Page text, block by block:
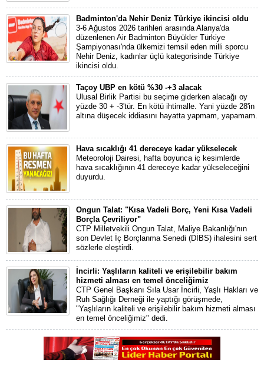
Badminton'da Nehir Deniz Türkiye ikincisi oldu
3-6 Ağustos 2026 tarihleri arasında Alanya'da
düzenlenen Air Badminton Büyükler Türkiye
Şampiyonası'nda ülkemizi temsil eden milli sporcu
Nehir Deniz, kadınlar üçlü kategorisinde Türkiye
ikincisi oldu.
Taçoy UBP en kötü %30 -+3 alacak
Ulusal Birlik Partisi bu seçime giderken alacağı oy
yüzde 30 + -3'tür. En kötü ihtimalle. Yani yüzde 28'in
altına düşecek iddiasını hayatta yapmam, yapamam.
Hava sıcaklığı 41 dereceye kadar yükselecek
Meteoroloji Dairesi, hafta boyunca iç kesimlerde
hava sıcaklığının 41 dereceye kadar yükseleceğini
duyurdu.
Ongun Talat: "Kısa Vadeli Borç, Yeni Kısa Vadeli
Borçla Çevriliyor"
CTP Milletvekili Ongun Talat, Maliye Bakanlığı'nın
son Devlet İç Borçlanma Senedi (DİBS) ihalesini sert
sözlerle eleştirdi.
İncirli: Yaşlıların kaliteli ve erişilebilir bakım
hizmeti alması en temel önceliğimiz
CTP Genel Başkanı Sıla Usar İncirli, Yaşlı Hakları ve
Ruh Sağlığı Derneği ile yaptığı görüşmede,
"Yaşlıların kaliteli ve erişilebilir bakım hizmeti alması
en temel önceliğimiz" dedi.